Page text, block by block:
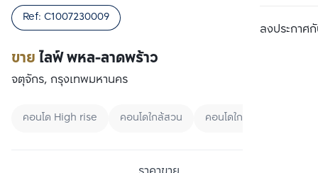
ลงประกาศกั
ขายไลฟ์ พหล-ลาดพร้าว
Ref: C1007230009
จตุจักร, กรุงเทพมหานคร
คอนโด High rise คอนโดใกล้สวน คอนโดใกล้ Airport link
เปรียบเทียบ